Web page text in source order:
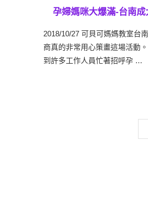
孕婦媽咪大爆滿-台南
2018/10/27 可貝可媽媽教室台
商真的非常用心策畫這場活動
到許多工作人員忙著招呼孕 …